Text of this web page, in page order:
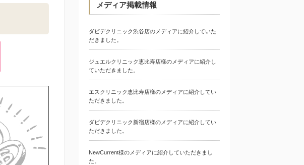
メディア掲載情報
ダビデクリニック渋谷店のメディアに紹介していた
だきました。
ジュエルクリニック恵比寿店様のメディアに紹介し
ていただきました。
エスクリニック恵比寿店様のメディアに紹介してい
ただきました。
ダビデクリニック新宿店様のメディアに紹介してい
ただきました。
NewCurrent様のメディアに紹介していただきまし
た。